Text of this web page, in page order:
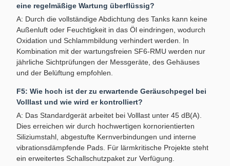
eine regelmäßige Wartung überflüssig?
A: Durch die vollständige Abdichtung des Tanks kann keine
Außenluft oder Feuchtigkeit in das Öl eindringen, wodurch
Oxidation und Schlammbildung verhindert werden. In
Kombination mit der wartungsfreien SF6-RMU werden nur
jährliche Sichtprüfungen der Messgeräte, des Gehäuses
und der Belüftung empfohlen.
F5: Wie hoch ist der zu erwartende Geräuschpegel bei
Volllast und wie wird er kontrolliert?
A: Das Standardgerät arbeitet bei Volllast unter 45 dB(A).
Dies erreichen wir durch hochwertigen kornorientierten
Siliziumstahl, abgestufte Kernverbindungen und interne
vibrationsdämpfende Pads. Für lärmkritische Projekte steht
ein erweitertes Schallschutzpaket zur Verfügung.